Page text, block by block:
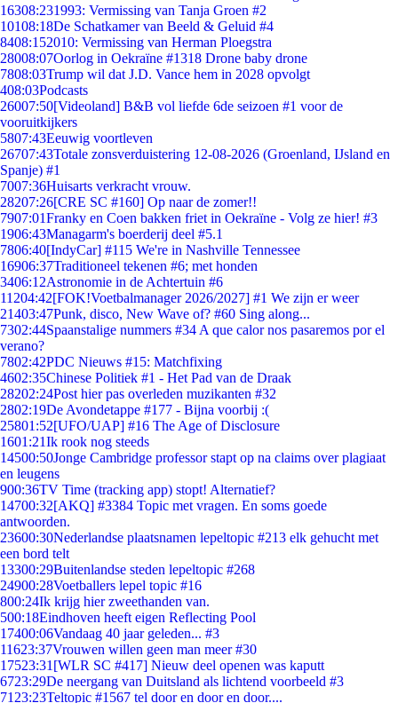
16308:231993: Vermissing van Tanja Groen #2
10108:18De Schatkamer van Beeld & Geluid #4
8408:152010: Vermissing van Herman Ploegstra
28008:07Oorlog in Oekraïne #1318 Drone baby drone
7808:03Trump wil dat J.D. Vance hem in 2028 opvolgt
408:03Podcasts
26007:50[Videoland] B&B vol liefde 6de seizoen #1 voor de
vooruitkijkers
5807:43Eeuwig voortleven
26707:43Totale zonsverduistering 12-08-2026 (Groenland, IJsland en
Spanje) #1
7007:36Huisarts verkracht vrouw.
28207:26[CRE SC #160] Op naar de zomer!!
7907:01Franky en Coen bakken friet in Oekraïne - Volg ze hier! #3
1906:43Managarm's boerderij deel #5.1
7806:40[IndyCar] #115 We're in Nashville Tennessee
16906:37Traditioneel tekenen #6; met honden
3406:12Astronomie in de Achtertuin #6
11204:42[FOK!Voetbalmanager 2026/2027] #1 We zijn er weer
21403:47Punk, disco, New Wave of? #60 Sing along...
7302:44Spaanstalige nummers #34 A que calor nos pasaremos por el
verano?
7802:42PDC Nieuws #15: Matchfixing
4602:35Chinese Politiek #1 - Het Pad van de Draak
28202:24Post hier pas overleden muzikanten #32
2802:19De Avondetappe #177 - Bijna voorbij :(
25801:52[UFO/UAP] #16 The Age of Disclosure
1601:21Ik rook nog steeds
14500:50Jonge Cambridge professor stapt op na claims over plagiaat
en leugens
900:36TV Time (tracking app) stopt! Alternatief?
14700:32[AKQ] #3384 Topic met vragen. En soms goede
antwoorden.
23600:30Nederlandse plaatsnamen lepeltopic #213 elk gehucht met
een bord telt
13300:29Buitenlandse steden lepeltopic #268
24900:28Voetballers lepel topic #16
800:24Ik krijg hier zweethanden van.
500:18Eindhoven heeft eigen Reflecting Pool
17400:06Vandaag 40 jaar geleden... #3
11623:37Vrouwen willen geen man meer #30
17523:31 [WLR SC #417] Nieuw deel openen was kaputt
6723:29De neergang van Duitsland als lichtend voorbeeld #3
71 23:23Teltopic #1567 tel door en door en door....